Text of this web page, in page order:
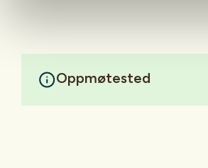
Oppmøtested